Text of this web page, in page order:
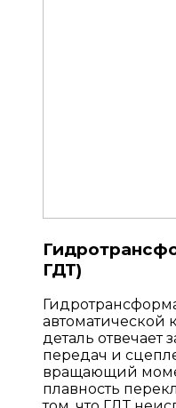
ГДТ)
автоматической
деталь отвечает
передач и
вращающий
плавность